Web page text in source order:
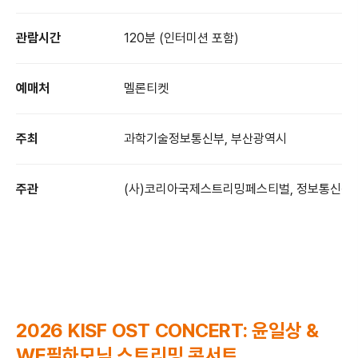
관람시간 120분 (인터미션 포함)
예매처 멜론티켓
주최 과학기술정보통신부, 부산광역시
주관 (사)코리아국제스트리밍페스티벌, 정보통신산
2026 KISF OST CONCERT: 윤일상 &